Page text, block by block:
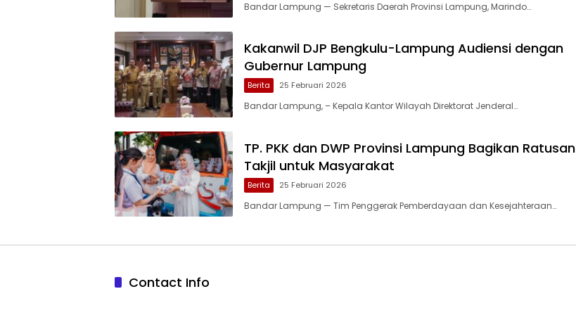
Bandar Lampung — Sekretaris Daerah Provinsi Lampung, Marindo…
Kakanwil DJP Bengkulu-Lampung Audiensi dengan
Gubernur Lampung
Berita 25 Februari 2026
Bandar Lampung, – Kepala Kantor Wilayah Direktorat Jenderal…
TP. PKK dan DWP Provinsi Lampung Bagikan Ratusan
Takjil untuk Masyarakat
Berita 25 Februari 2026
Bandar Lampung — Tim Penggerak Pemberdayaan dan Kesejahteraan…
Contact Info